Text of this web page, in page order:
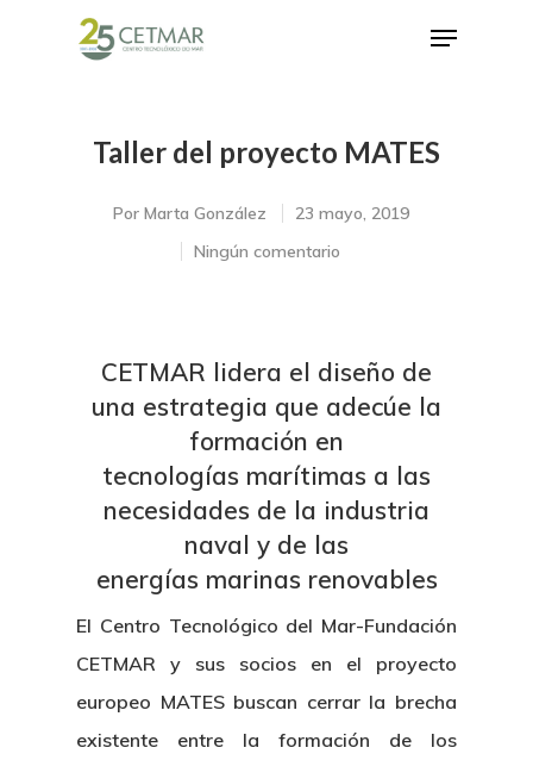
Hit enter to search or ESC to close
Taller del proyecto MATES
Por Marta González
23 mayo, 2019
Ningún comentario
CETMAR lidera el diseño de
una estrategia que adecúe la
formación en
tecnologías marítimas a las
necesidades de la industria
naval y de las
energías marinas renovables
El Centro Tecnológico del Mar-Fundación
CETMAR y sus socios en el proyecto
europeo MATES buscan cerrar la brecha
existente entre la formación de los